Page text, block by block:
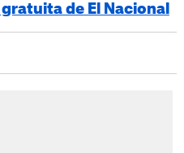
de El Nacional